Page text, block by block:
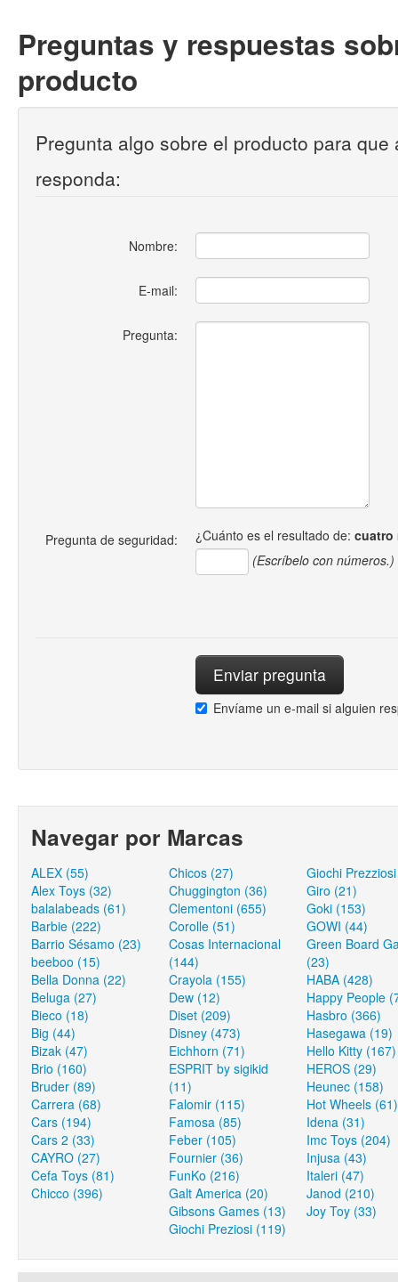
Preguntas y respuestas
producto
Pregunta algo sobre el producto para que
responda:
Nombre:
E-mail:
Pregunta:
Pregunta de seguridad: ¿Cuánto es el resultado de: cuatro
(Escríbelo con números.)
Envíame un e-mail si alguien
Navegar por Marcas
ALEX (55)
Alex Toys (32)
balalabeads (61)
Barbie (222)
Barrio Sésamo (23)
beeboo (15)
Bella Donna (22)
Beluga (27)
Bieco (18)
Big (44)
Bizak (47)
Brio (160)
Bruder (89)
Carrera (68)
Cars (194)
Cars 2 (33)
CAYRO (27)
Cefa Toys (81)
Chicco (396)
Chicos (27)
Chuggington (36)
Clementoni (655)
Corolle (51)
Cosas Internacional
(144)
Crayola (155)
Dew (12)
Diset (209)
Disney (473)
Eichhorn (71)
ESPRIT by sigikid
(11)
Falomir (115)
Famosa (85)
Feber (105)
Fournier (36)
FunKo (216)
Galt America (20)
Gibsons Games (13)
Giochi Preziosi (119)
Giochi
Giro (21)
Goki (153)
GOWI (44)
Green Board
(23)
HABA (428)
Happy People
Hasbro (366)
Hasegawa (19)
Hello Kitty (167)
HEROS (29)
Heunec (158)
Hot Wheels (61)
Idena (31)
Imc Toys (204)
Injusa (43)
Italeri (47)
Janod (210)
Joy Toy (33)